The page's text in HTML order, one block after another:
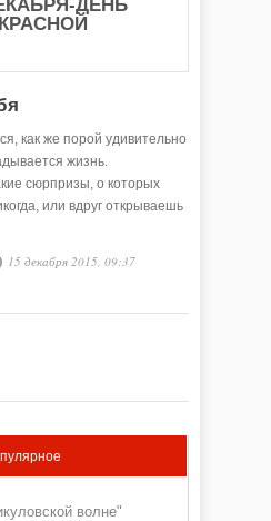
ДЕНЬ
как же порой удивительно
жизнь.
сюрпризы, о которых
или вдруг открываешь
15 декабря 2015, 09:37
волне"